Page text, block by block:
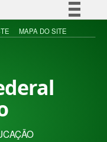
Simplifique!
à informação
MAPA DO SITE